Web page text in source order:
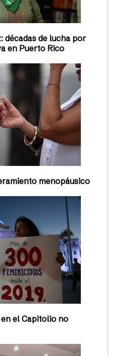
décadas de lucha por
en Puerto Rico
menopáusico
el Capitolio no